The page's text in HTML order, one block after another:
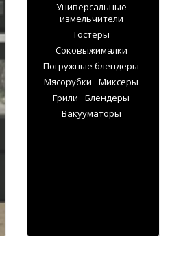
Универсальные
измельчители
Тостеры
Соковыжималки
Погружные блендеры
Мясорубки
Миксеры
Грили
Блендеры
Вакууматоры